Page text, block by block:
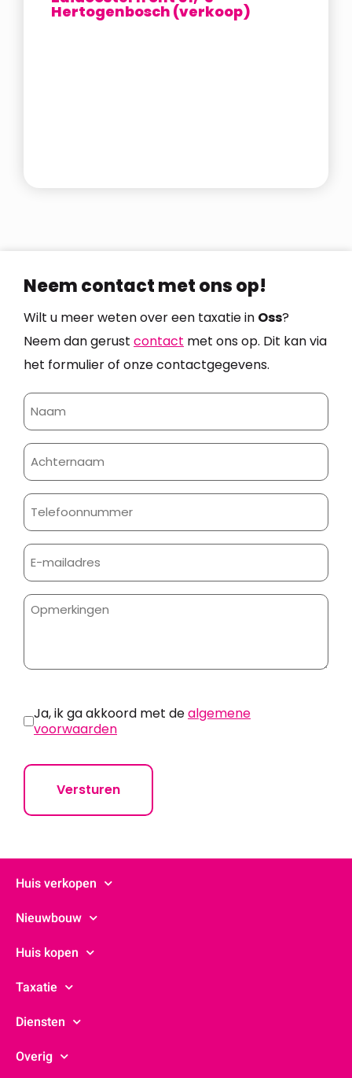
Hertogenbosch (verkoop)
Neem contact met ons op!
Wilt u meer weten over een taxatie in Oss?
Neem dan gerust contact met ons op. Dit kan via
het formulier of onze contactgegevens.
Naam
Achternaam
Telefoonnummer
E-
mailadres
Ja, ik ga akkoord met dealgemene
voorwaarden
Huis verkopen
Nieuwbouw
Huis kopen
Taxatie
Diensten
Overig